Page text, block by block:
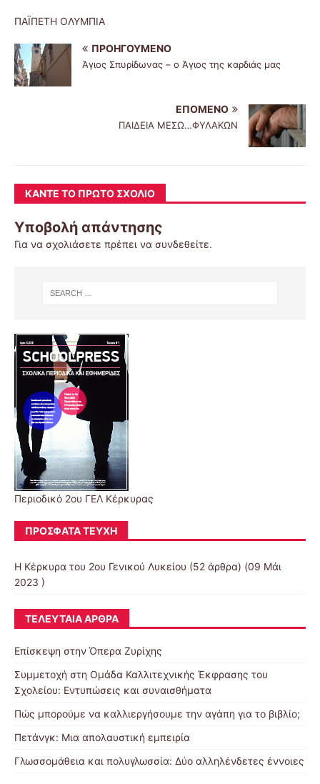
ΠΑÏΠΕΤΗ ΟΛΥΜΠΙΑ
ΠΡΟΗΓΟΎΜΕΝΟ
Άγιος Σπυρίδωνας – ο Άγιος της καρδιάς μας
ΕΠΌΜΕΝΟ
ΠΑIΔΕΙΑ ΜΕΣΩ…ΦΥΛΑΚΩΝ
ΚΆΝΤΕ ΤΟ ΠΡΏΤΟ ΣΧΌΛΙΟ
Υποβολή απάντησης
Για να σχολιάσετε πρέπει να συνδεθείτε.
Περιοδικό 2ου ΓΕΛ Κέρκυρας
ΠΡΌΣΦΑΤΑ ΤΕΎΧΗ
Η Κέρκυρα του 2ου Γενικού Λυκείου (52 άρθρα) (09 Μάι
2023 )
ΤΕΛΕΥΤΑΊΑ ΆΡΘΡΑ
Επίσκεψη στην Όπερα Ζυρίχης
Συμμετοχή στη Ομάδα Καλλιτεχνικής Έκφρασης του
Σχολείου: Εντυπώσεις και συναισθήματα
Πώς μπορούμε να καλλιεργήσουμε την αγάπη για το βιβλίο;
Πετάνγκ: Μια απολαυστική εμπειρία
Γλωσσομάθεια και πολυγλωσσία: Δύο αλληλένδετες έννοιες